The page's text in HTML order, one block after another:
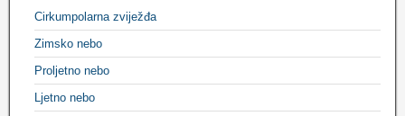
Cirkumpolarna zviježđa
Zimsko nebo
Proljetno nebo
Ljetno nebo